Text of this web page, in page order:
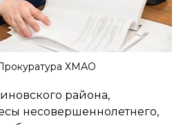
ХМАО
района,
несовершеннолетнего,